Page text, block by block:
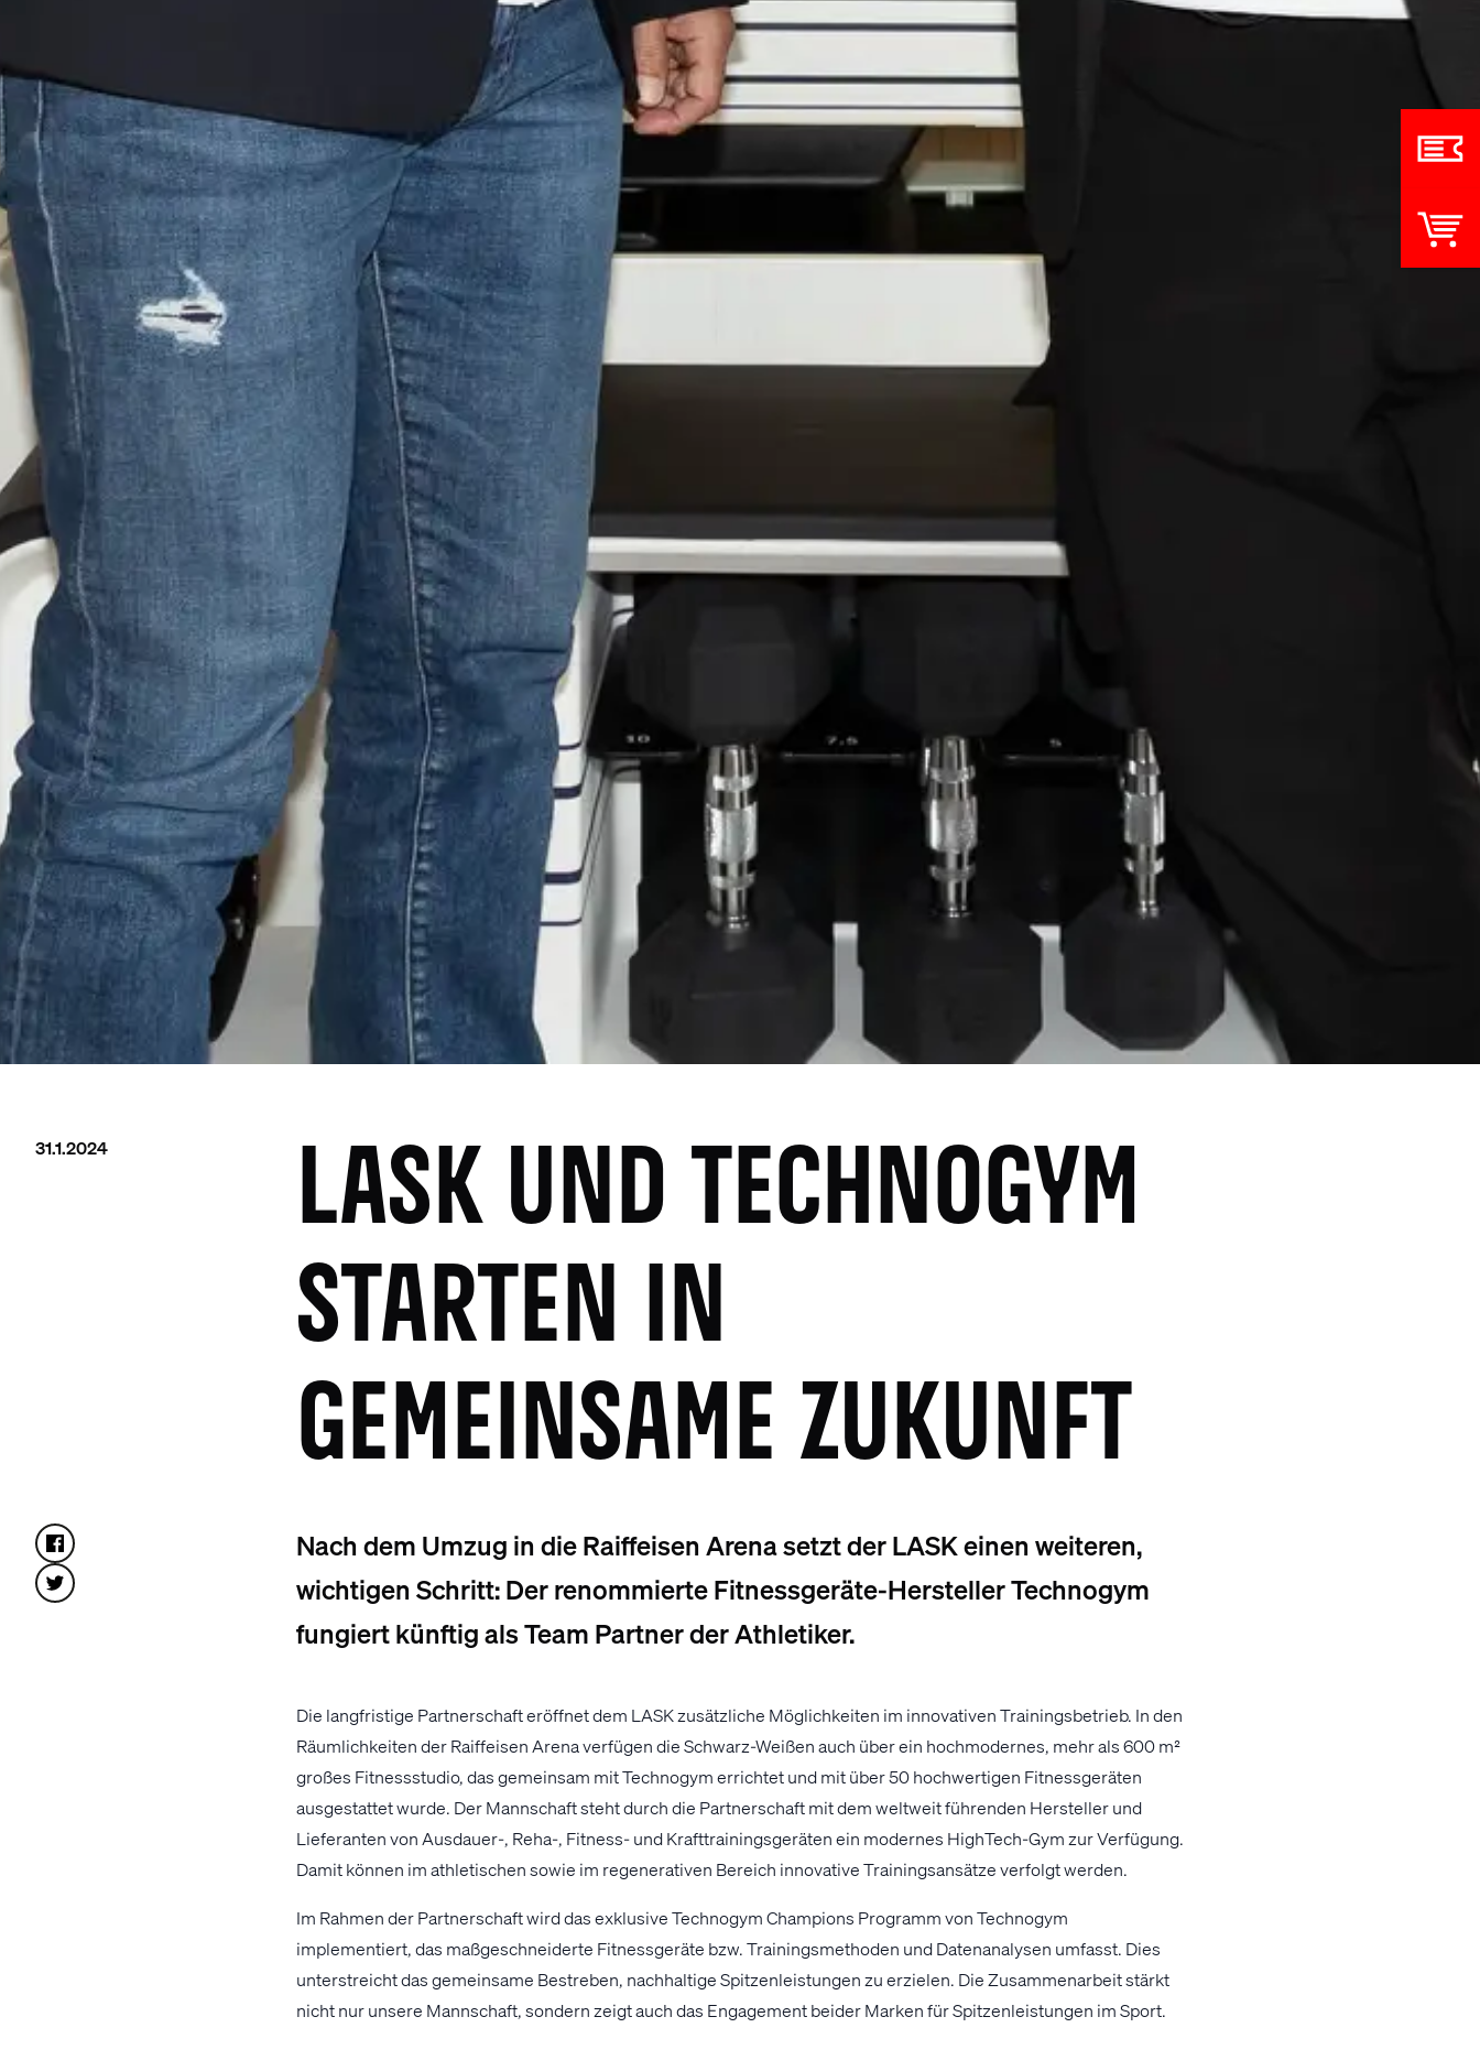
31.1.2024
LASK UND TECHNOGYM
STARTEN IN
GEMEINSAME ZUKUNFT
Nach dem Umzug in die Raiffeisen Arena setzt der LASK einen weiteren,
wichtigen Schritt: Der renommierte Fitnessgeräte-Hersteller Technogym
fungiert künftig als Team Partner der Athletiker.
Die langfristige Partnerschaft eröffnet dem LASK zusätzliche Möglichkeiten im innovativen Trainingsbetrieb. In den
Räumlichkeiten der Raiffeisen Arena verfügen die Schwarz-Weißen auch über ein hochmodernes, mehr als 600 m²
großes Fitnessstudio, das gemeinsam mit Technogym errichtet und mit über 50 hochwertigen Fitnessgeräten
ausgestattet wurde. Der Mannschaft steht durch die Partnerschaft mit dem weltweit führenden Hersteller und
Lieferanten von Ausdauer-, Reha-, Fitness- und Krafttrainingsgeräten ein modernes HighTech-Gym zur Verfügung.
Damit können im athletischen sowie im regenerativen Bereich innovative Trainingsansätze verfolgt werden.
Im Rahmen der Partnerschaft wird das exklusive Technogym Champions Programm von Technogym
implementiert, das maßgeschneiderte Fitnessgeräte bzw. Trainingsmethoden und Datenanalysen umfasst. Dies
unterstreicht das gemeinsame Bestreben, nachhaltige Spitzenleistungen zu erzielen. Die Zusammenarbeit stärkt
nicht nur unsere Mannschaft, sondern zeigt auch das Engagement beider Marken für Spitzenleistungen im Sport.